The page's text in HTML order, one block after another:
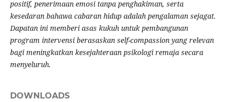
positif, penerimaan emosi tanpa penghakiman, serta
kesedaran bahawa cabaran hidup adalah pengalaman sejagat.
Dapatan ini memberi asas kukuh untuk pembangunan
program intervensi berasaskan self-compassion yang relevan
bagi meningkatkan kesejahteraan psikologi remaja secara
menyeluruh.
DOWNLOADS